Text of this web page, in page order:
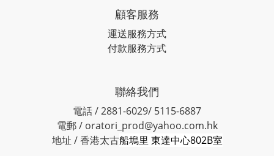
顧客服務
運送服務方式
付款服務方式
聯絡我們
電話 / 2881-6029/ 5115-6887
電郵 / oratori_prod@yahoo.com.hk
地址 / 香港太古船塢里 東達中心802B室